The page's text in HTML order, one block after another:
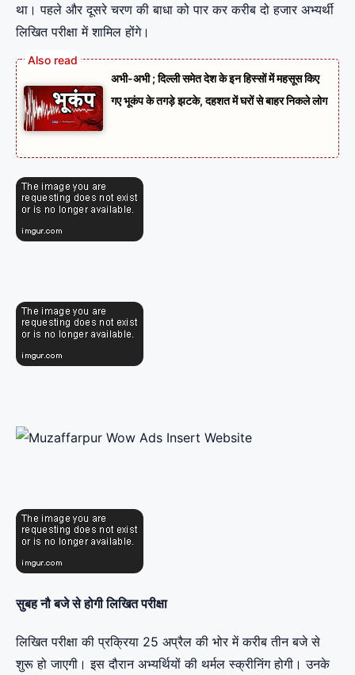
था। पहले और दूसरे चरण की बाधा को पार कर करीब दो हजार अभ्यर्थी
लिखित परीक्षा में शामिल होंगे।
अभी-अभी ; दिल्ली समेत देश के इन हिस्सों में महसूस किए
गए भूकंप के तगड़े झटके, दहशत में घरों से बाहर निकले लोग
सुबह नौ बजे से होगी लिखित परीक्षा
लिखित परीक्षा की प्रक्रिया 25 अप्रैल की भोर में करीब तीन बजे से
शुरू हो जाएगी। इस दौरान अभ्यर्थियों की थर्मल स्क्रीनिंग होगी। उनके